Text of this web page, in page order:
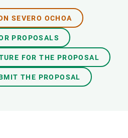
SEVERO OCHOA
PROPOSALS
FOR THE PROPOSAL
THE PROPOSAL